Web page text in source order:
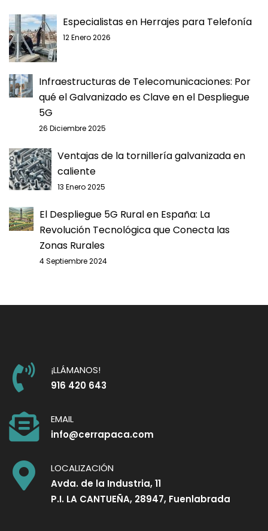
Especialistas en Herrajes para Telefonía
12 Enero 2026
Infraestructuras de Telecomunicaciones: Por
qué el Galvanizado es Clave en el Despliegue
5G
26 Diciembre 2025
Ventajas de la tornillería galvanizada en
caliente
13 Enero 2025
El Despliegue 5G Rural en España: La
Revolución Tecnológica que Conecta las
Zonas Rurales
4 Septiembre 2024
¡LLÁMANOS!
916 420 643
EMAIL
info@cerrapaca.com
LOCALIZACIÓN
Avda. de la Industria, 11
P.I. LA CANTUEÑA, 28947, Fuenlabrada